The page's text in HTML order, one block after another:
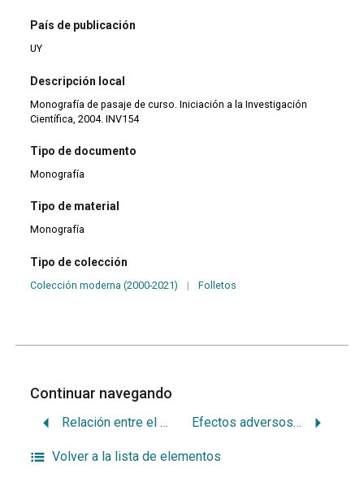
País de publicación
UY
Descripción local
Monografía de pasaje de curso. Iniciación a la Investigación
Científica, 2004. INV154
Tipo de documento
Monografía
Tipo de material
Monografía
Tipo de colección
Colección moderna (2000-2021) | Folletos
Continuar navegando
Relación entre el control de la infección de caries y el estado del primer molar permanente en niños de 5 años : ensayo de investigación 2004-2005 Efectos adversos de los blanqueamientos dentales sobre los tejidos dentarios y peridentarios
Volver a la lista de elementos